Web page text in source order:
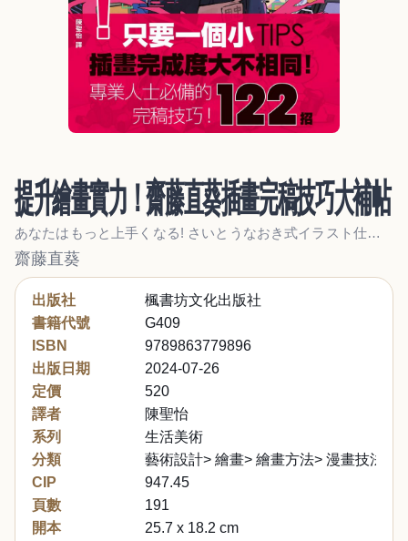
提升繪畫實力！齋藤直葵插畫完稿技巧大補帖
あなたはもっと上手くなる! さいとうなおき式イラスト仕上げプロ技事典
齋藤直葵
出版社
楓書坊文化出版社
書籍代號
G409
ISBN
9789863779896
出版日期
2024-07-26
定價
520
譯者
陳聖怡
系列
生活美術
分類
藝術設計> 繪畫> 繪畫方法> 漫畫技法
CIP
947.45
頁數
191
開本
25.7 x 18.2 cm